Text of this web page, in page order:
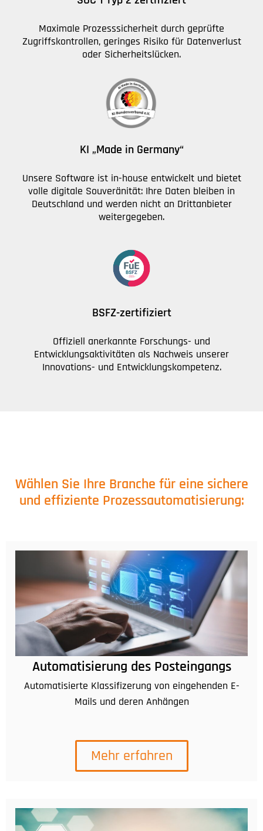
Maximale Prozesssicherheit durch geprüfte
Zugriffskontrollen, geringes Risiko für Datenverlust
oder Sicherheitslücken.
KI „Made in Germany“​
Unsere Software ist in-house entwickelt und bietet
volle digitale Souveränität: Ihre Daten bleiben in
Deutschland und werden nicht an Drittanbieter
weitergegeben.
BSFZ-zertifiziert
Offiziell anerkannte Forschungs- und
Entwicklungsaktivitäten als Nachweis unserer
Innovations- und Entwicklungskompetenz.
Wählen Sie Ihre Branche für eine sichere
und effiziente Prozessautomatisierung:
Automatisierung des Posteingangs
Automatisierte Klassifizerung von eingehenden E-
Mails und deren Anhängen
Mehr erfahren